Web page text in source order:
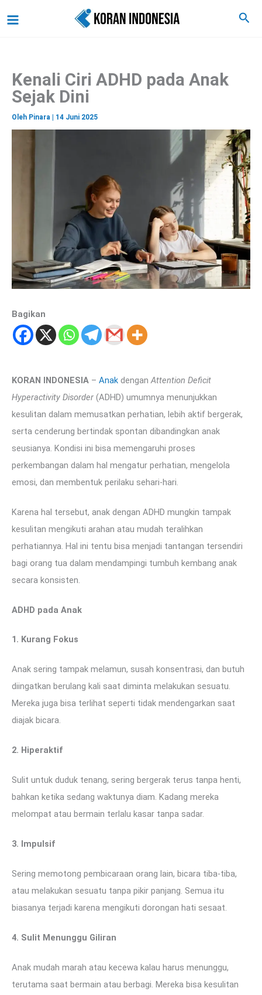
ke
Cari
Kenali Ciri ADHD pada Anak
Sejak Dini
Oleh Pinara 14 Juni 2025
Bagikan
KORAN INDONESIA – Anak denganAttention Deficit
Hyperactivity Disorder (ADHD) umumnya menunjukkan
kesulitan dalam memusatkan perhatian, lebih aktif bergerak,
serta cenderung bertindak spontan dibandingkan anak
seusianya. Kondisi ini bisa memengaruhi proses
perkembangan dalam hal mengatur perhatian, mengelola
emosi, dan membentuk perilaku sehari-hari.
Karena hal tersebut, anak dengan ADHD mungkin tampak
kesulitan mengikuti arahan atau mudah teralihkan
perhatiannya. Hal ini tentu bisa menjadi tantangan tersendiri
bagi orang tua dalam mendampingi tumbuh kembang anak
secara konsisten.
ADHD pada Anak
1. Kurang Fokus
Anak sering tampak melamun, susah konsentrasi, dan butuh
diingatkan berulang kali saat diminta melakukan sesuatu.
Mereka juga bisa terlihat seperti tidak mendengarkan saat
diajak bicara.
2. Hiperaktif
Sulit untuk duduk tenang, sering bergerak terus tanpa henti,
bahkan ketika sedang waktunya diam. Kadang mereka
melompat atau bermain terlalu kasar tanpa sadar.
3. Impulsif
Sering memotong pembicaraan orang lain, bicara tiba-tiba,
atau melakukan sesuatu tanpa pikir panjang. Semua itu
biasanya terjadi karena mengikuti dorongan hati sesaat.
4. Sulit Menunggu Giliran
Anak mudah marah atau kecewa kalau harus menunggu,
terutama saat bermain atau berbagi. Mereka bisa kesulitan
a